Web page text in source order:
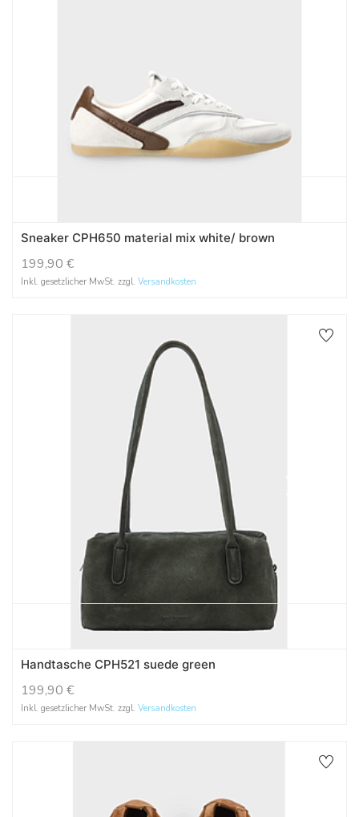
Sneaker CPH650 material mix white/ brown
199,90 €
Inkl. gesetzlicher MwSt. zzgl. Versandkosten
Handtasche CPH521 suede green
199,90 €
Inkl. gesetzlicher MwSt. zzgl. Versandkosten